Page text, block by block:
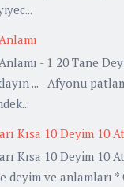
- 1 20 Tane
... - Afyonu
Kısa 10 Deyim 10
Kısa 10 Deyim 10
deyim ve anlamları *